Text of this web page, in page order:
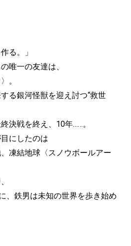
る。」
唯一の友達は、
。
る銀河怪獣を迎え討つ“救世
決戦を終え、10年……。
にしたのは
凍結地球〈スノウボールアー
、鉄男は未知の世界を歩き始め